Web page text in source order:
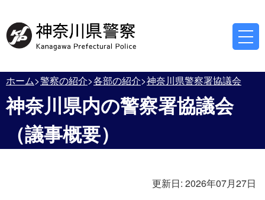
ホーム 警察の紹介 各部の紹介 神奈川県警察署協議会
神奈川県内の警察署協議会
（議事概要）
更新日: 2026年07月27日